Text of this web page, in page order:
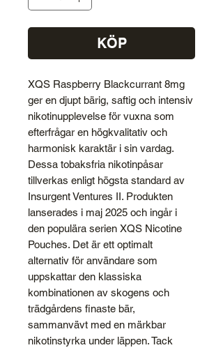
KÖP
XQS Raspberry Blackcurrant 8mg
ger en djupt bärig, saftig och intensiv
nikotinupplevelse för vuxna som
efterfrågar en högkvalitativ och
harmonisk karaktär i sin vardag.
Dessa tobaksfria nikotinpåsar
tillverkas enligt högsta standard av
Insurgent Ventures II. Produkten
lanserades i maj 2025 och ingår i
den populära serien XQS Nicotine
Pouches. Det är ett optimalt
alternativ för användare som
uppskattar den klassiska
kombinationen av skogens och
trädgårdens finaste bär,
sammanvävt med en märkbar
nikotinstyrka under läppen. Tack